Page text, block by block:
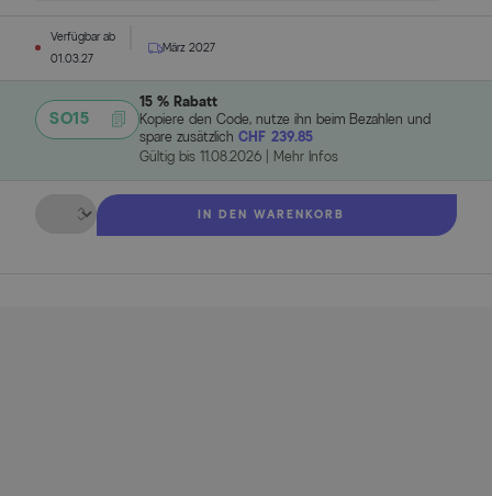
Verfügbar ab
01.03.27
März 2027
SO15
15 % Rabatt
Kopiere den Code, nutze ihn beim Bezahlen und
spare zusätzlich CHF 239.85
Gültig bis 11.08.2026 Mehr Infos
Menge
IN DEN WARENKORB